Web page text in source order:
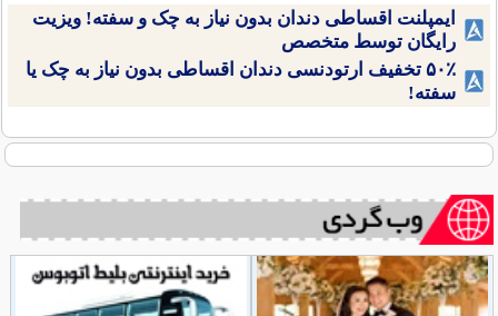
ایمپلنت اقساطی دندان بدون نیاز به چک و سفته! ویزیت
رایگان توسط متخصص
۵۰٪ تخفیف ارتودنسی دندان اقساطی بدون نیاز به چک یا
سفته!